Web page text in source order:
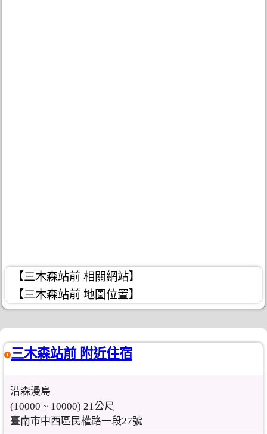
【三木森站前 相關網站】
【三木森站前 地圖位置】
三木森站前 附近住宿
沿森漫島
(10000 ~ 10000) 21公尺
臺南市中西區民權路一段27號